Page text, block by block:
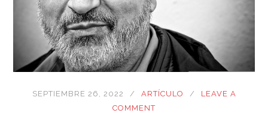
SEPTIEMBRE 26, 2022 ARTÍCULO
LEAVE A
COMMENT